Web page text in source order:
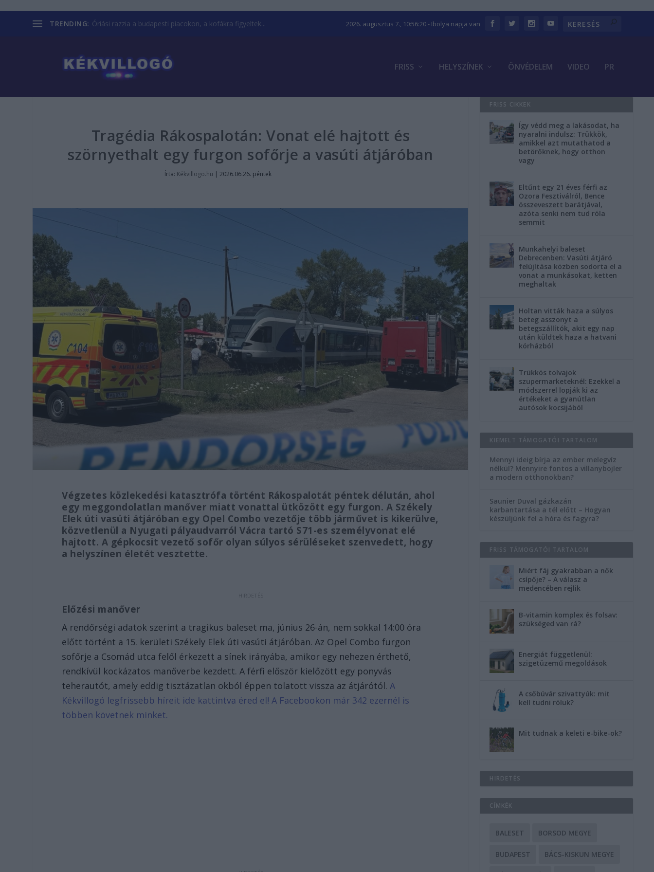
TRENDING: Óriási razzia a budapesti piacokon, a kofákra figyeltek... 2026. augusztus 7., 10:56:21- Ibolya napja van
FRISS HELYSZÍNEK ÖNVÉDELEM VIDEO PR
Tragédia Rákospalotán: Vonat elé hajtott és
szörnyethalt egy furgon sofőrje a vasúti átjáróban
Írta: Kékvillogo.hu |2026.06.26. péntek
Végzetes közlekedési katasztrófa történt Rákospalotát péntek délután, ahol
egy meggondolatlan manőver miatt vonattal ütközött egy furgon. A Székely
Elek úti vasúti átjáróban egy Opel Combo vezetője több járművet is kikerülve,
közvetlenül a Nyugati pályaudvarról Vácra tartó S71-es személyvonat elé
hajtott. A gépkocsit vezető sofőr olyan súlyos sérüléseket szenvedett, hogy
a helyszínen életét vesztette.
Előzési manőver
A rendőrségi adatok szerint a tragikus baleset ma, június 26-án, nem sokkal 14:00 óra
előtt történt a 15. kerületi Székely Elek úti vasúti átjáróban. Az Opel Combo furgon
sofőrje a Csomád utca felől érkezett a sínek irányába, amikor egy nehezen érthető,
rendkívül kockázatos manőverbe kezdett. A férfi először kielőzött egy ponyvás
teherautót, amely eddig tisztázatlan okból éppen tolatott vissza az átjárótól.A
Kékvillogó legfrissebb híreit ide kattintva éred el! A Facebookon már 342 ezernél is
többen követnek minket.
FRISS CIKKEK
Így védd meg a lakásodat, ha
nyaralni indulsz: Trükkök,
amikkel azt mutathatod a
betörőknek, hogy otthon
vagy
Eltűnt egy 21 éves férfi az
Ozora Fesztiválról, Bence
összeveszett barátjával,
azóta senki nem tud róla
semmit
Munkahelyi baleset
Debrecenben: Vasúti átjáró
felújítása közben sodorta el a
vonat a munkásokat, ketten
meghaltak
Holtan vitták haza a súlyos
beteg asszonyt a
betegszállítók, akit egy nap
után küldtek haza a hatvani
kórházból
Trükkös tolvajok
szupermarketeknél: Ezekkel a
módszerrel lopják ki az
értékeket a gyanútlan
autósok kocsijából
KIEMELT TÁMOGATÓI TARTALOM
Mennyi ideig bírja az ember melegvíz
nélkül? Mennyire fontos a villanybojler
a modern otthonokban?
Saunier Duval gázkazán
karbantartása a tél előtt – Hogyan
készüljünk fel a hóra és fagyra?
FRISS TÁMOGATÓI TARTALOM
Miért fáj gyakrabban a nők
csípője? – A válasz a
medencében rejlik
B-vitamin komplex és folsav:
szükséged van rá?
Energiát függetlenül:
szigetüzemű megoldások
A csőbúvár szivattyúk: mit
kell tudni róluk?
Mit tudnak a keleti e-bike-ok?
HIRDETÉS
CÍMKÉK
BALESET BORSOD MEGYE
BUDAPEST BÁCS-KISKUN MEGYE